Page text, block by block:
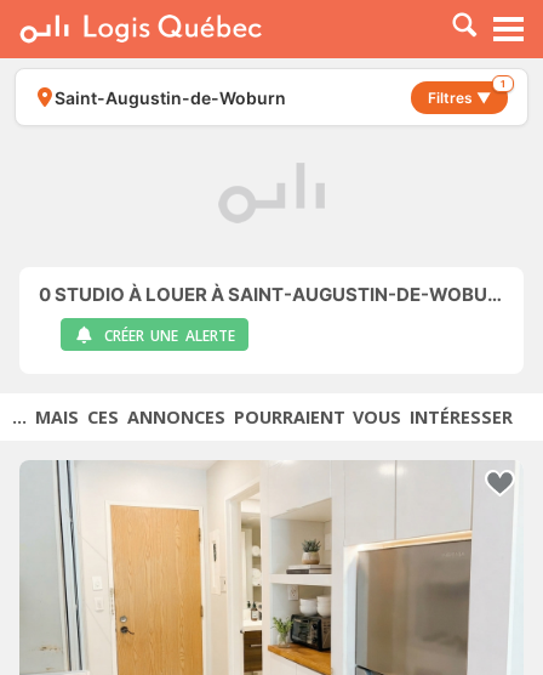
À LOUER
À VENDRE
PLACER UNE ANNONCE
Saint-Augustin-de-Woburn Filtres ▼
1
0STUDIO À LOUER À SAINT-AUGUSTIN-DE-WOBURN
CRÉER UNE ALERTE
... MAIS CES ANNONCES POURRAIENT VOUS INTÉRESSER